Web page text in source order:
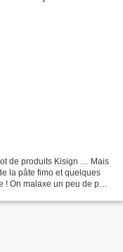
de produits Kisign … Mais
la pâte fimo et quelques
On malaxe un peu de pâte